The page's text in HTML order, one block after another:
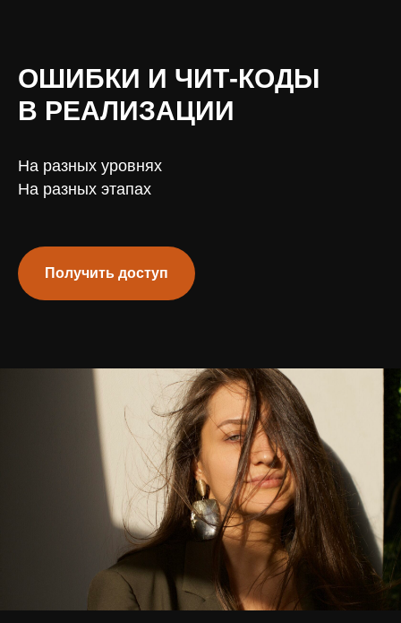
ОШИБКИ И ЧИТ-КОДЫ
В РЕАЛИЗАЦИИ
На разных уровнях
На разных этапах
Получить доступ